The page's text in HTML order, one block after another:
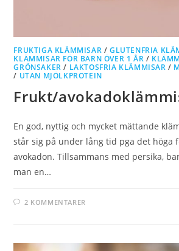
FRUKTIGA KLÄMMISAR /GLUTENFRIA
KLÄMMISAR FÖR BARN ÖVER 1 ÅR /
GRÖNSAKER / LAKTOSFRIA KLÄMMISAR /
/ UTAN MJÖLKPROTEIN
Frukt/
En god, nyttig och mycket mättande
står sig på under lång tid pga det höga
avokadon. Tillsammans med persika,
man en…
2 KOMMENTARER